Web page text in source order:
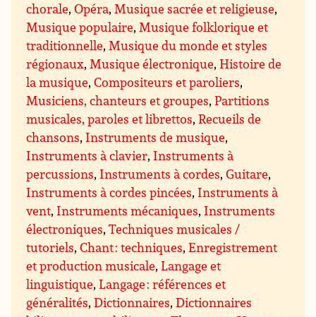
chorale,Opéra,Musique sacrée et religieuse,
Musique populaire,Musique folklorique et
traditionnelle,Musique du monde et styles
régionaux,Musique électronique,Histoire de
la musique,Compositeurs et paroliers,
Musiciens, chanteurs et groupes,Partitions
musicales, paroles et librettos,Recueils de
chansons, Instruments de musique,
Instruments à clavier, Instruments à
percussions, Instruments à cordes,Guitare,
Instruments à cordes pincées, Instruments à
vent, Instruments mécaniques, Instruments
électroniques,Techniques musicales /
tutoriels,Chant : techniques,Enregistrement
et production musicale,Langage et
linguistique,Langage : références et
généralités,Dictionnaires,Dictionnaires